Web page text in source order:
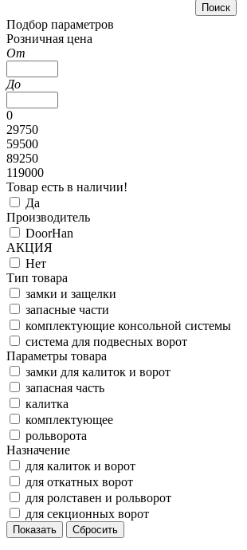
Подбор параметров
Розничная цена
От
До
0
29750
59500
89250
119000
Товар есть в наличии!
Да
Производитель
DoorHan
АКЦИЯ
Нет
Тип товара
замки и защелки
запасные части
комплектующие консольной системы
система для подвесных ворот
Параметры товара
замки для калиток и ворот
запасная часть
калитка
комплектующее
рольворота
Назначение
для калиток и ворот
для откатных ворот
для ролставен и рольворот
для секционных ворот